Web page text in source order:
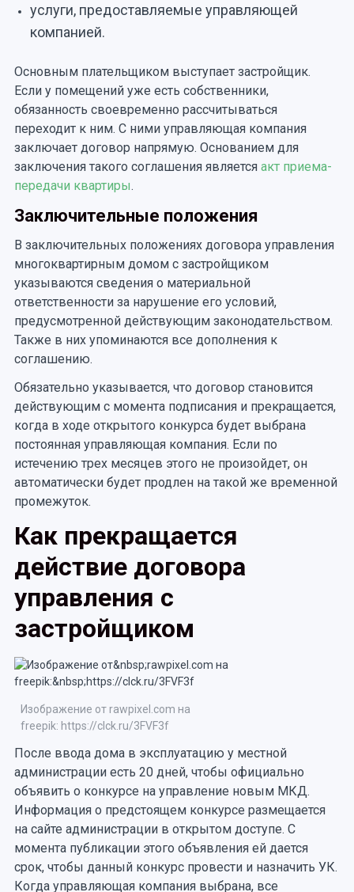
услуги, предоставляемые управляющей
компанией.
Основным плательщиком выступает застройщик.
Если у помещений уже есть собственники,
обязанность своевременно рассчитываться
переходит к ним. С ними управляющая компания
заключает договор напрямую. Основанием для
заключения такого соглашения является акт приема-
передачи квартиры.
Заключительные положения
В заключительных положениях договора управления
многоквартирным домом с застройщиком
указываются сведения о материальной
ответственности за нарушение его условий,
предусмотренной действующим законодательством.
Также в них упоминаются все дополнения к
соглашению.
Обязательно указывается, что договор становится
действующим с момента подписания и прекращается,
когда в ходе открытого конкурса будет выбрана
постоянная управляющая компания. Если по
истечению трех месяцев этого не произойдет, он
автоматически будет продлен на такой же временной
промежуток.
Как прекращается
действие договора
управления с
застройщиком
Изображение от rawpixel.com на
freepik: https://clck.ru/3FVF3f
После ввода дома в эксплуатацию у местной
администрации есть 20 дней, чтобы официально
объявить о конкурсе на управление новым МКД.
Информация о предстоящем конкурсе размещается
на сайте администрации в открытом доступе. С
момента публикации этого объявления ей дается
срок, чтобы данный конкурс провести и назначить УК.
Когда управляющая компания выбрана, все